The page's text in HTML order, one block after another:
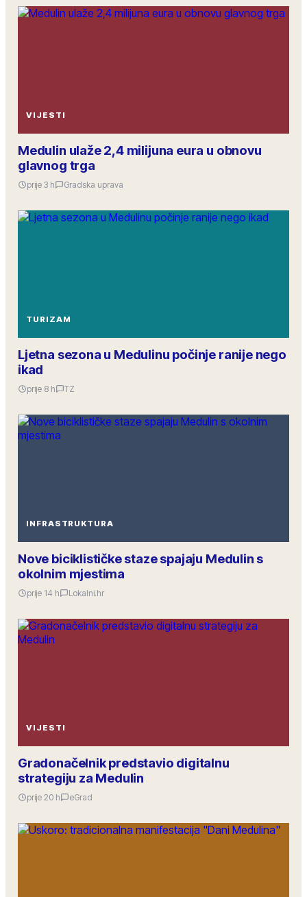
VIJESTI
Medulin ulaže 2,4 milijuna eura u obnovu
glavnog trga
prije 3 h Gradska uprava
TURIZAM
Ljetna sezona u Medulinu počinje ranije nego
ikad
prije 8 h TZ
INFRASTRUKTURA
Nove biciklističke staze spajaju Medulin s
okolnim mjestima
prije 14 h Lokalni.hr
VIJESTI
Gradonačelnik predstavio digitalnu
strategiju za Medulin
prije 20 h eGrad